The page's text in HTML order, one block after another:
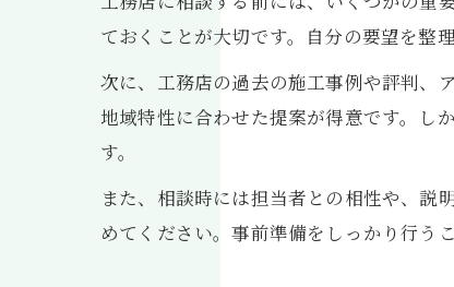
ておくことが大切です。自分の要望を整
次に、工務店の過去の施工事例や評判、
地域特性に合わせた提案が得意です。し
す。
また、相談時には担当者との相性や、説
めてください。事前準備をしっかり行う